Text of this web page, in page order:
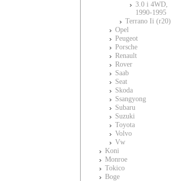
3.0 i 4WD,
1990-1995
Terrano Ii (r20)
Opel
Peugeot
Porsche
Renault
Rover
Saab
Seat
Skoda
Ssangyong
Subaru
Suzuki
Toyota
Volvo
Vw
Koni
Monroe
Tokico
Boge